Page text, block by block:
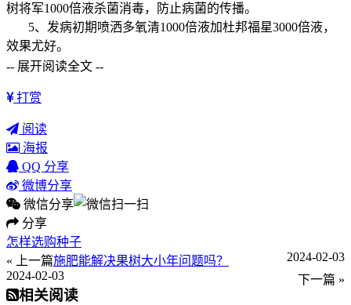
树将军1000倍液杀菌消毒，防止病菌的传播。
5、发病初期喷洒多氧清1000倍液加杜邦福星3000倍液，
效果尤好。
-- 展开阅读全文 --
打赏
阅读
海报
QQ 分享
微博分享
微信分享
分享
怎样选购种子
« 上一篇
2024-02-03
施肥能解决果树大小年问题吗？
下一篇 »
2024-02-03
相关阅读